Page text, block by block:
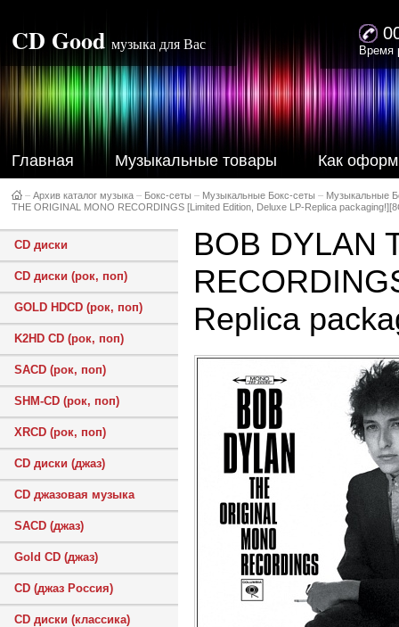
CD Good музыка для Вас Время
Главная Музыкальные товары Как
– Архив каталог музыка – Бокс-сеты – Музыкальные Бокс-сеты – Музыкальные
THE ORIGINAL MONO RECORDINGS [Limited Edition, Deluxe LP-Replica
CD диски
CD диски (рок, поп)
GOLD HDCD (рок, поп)
K2HD CD (рок, поп)
SACD (рок, поп)
SHM-CD (рок, поп)
XRCD (рок, поп)
CD диски (джаз)
CD джазовая музыка
SACD (джаз)
Gold CD (джаз)
CD (джаз Россия)
CD диски (классика)
BOB DYLAN
Replica